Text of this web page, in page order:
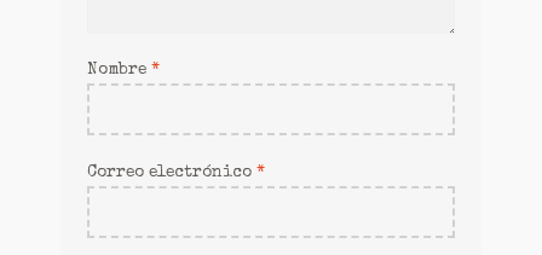
Nombre *
Correo electrónico *